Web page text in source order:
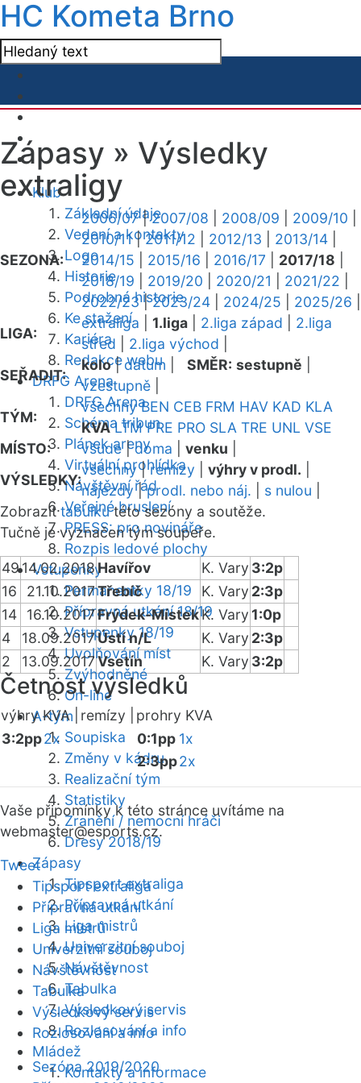
HC Kometa Brno
Klub
Základní údaje
Vedení a kontakty
Logo
Historie
Podrobná historie
Ke stažení
Kariéra
Redakce webu
DRFG Arena
DRFG Arena
Schéma tribun
Plánek areny
Virtuální prohlídka
Návštěvní řád
Veřejné bruslení
PRESS: pro novináře
Rozpis ledové plochy
Vstupenky
Permanentky 18/19
Přípravná utkání 18/19
Vstupenky 18/19
Uvolňování míst
Zvýhodněné
On-line
A-tým
Soupiska
Změny v kádru
Realizační tým
Statistiky
Zranění / nemocní hráči
Dresy 2018/19
Zápasy
Tipsport extraliga
Přípravná utkání
Liga mistrů
Univerzitní souboj
Návštěvnost
Tabulka
Výsledkový servis
Rozlosování a info
Mládež
Kontakty a informace
Zápasy » Výsledky
extraligy
SEZONA:
2006/07|2007/08 2008/09 2009/10
2010/11|2011/12 2012/13 2013/14
2014/15
2015/16 2016/17 2017/18
2018/19
2019/20 2020/21 2021/22
2022/23|2023/24 2024/25 2025/26
LIGA:
extraliga 1.liga 2.liga západ
2.liga
střed
2.liga východ
SEŘADIT:
kolo|datum SMĚR: sestupně
vzestupně
TÝM:
všechny BEN CEB FRM HAV KAD KLA
KVA LTM PRE PRO SLA TRE UNL VSE
MÍSTO:
všude|doma venku
VÝSLEDKY:
všechny|remízy výhry v prodl.
nájezdy|prodl. nebo náj. s nulou
Zobrazittabulkutéto sezóny a soutěže.
Tučně je vyznačen tým soupeře.
4914.02.2018Havířov K. Vary 3:2p
16
21.10.2017Třebíč K. Vary 2:3p
14
16.10.2017Frýdek-MístekK. Vary 1:0p
4
18.09.2017Ústí n/L K. Vary 2:3p
2
13.09.2017Vsetín K. Vary 3:2p
Četnost výsledků
výhry KVA | remízy |
prohry KVA
3:2pp2x 0:1pp 1x
2:3pp2x
Vaše připomínky k této stránce uvítáme na
webmaster@esports.cz.
Tweet
Tipsport extraliga
Přípravná utkání
Liga mistrů
Univerzitní souboj
Návštěvnost
Tabulka
Výsledkový servis
Rozlosování a info
Sezóna 2019/2020